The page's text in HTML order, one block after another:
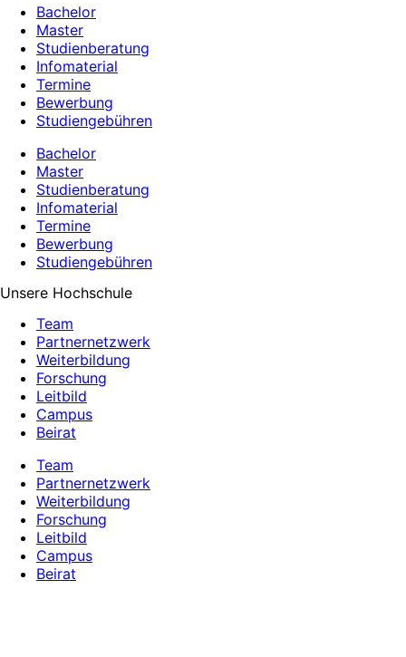
Bachelor
Master
Studienberatung
Infomaterial
Termine
Bewerbung
Studiengebühren
Bachelor
Master
Studienberatung
Infomaterial
Termine
Bewerbung
Studiengebühren
Unsere Hochschule
Team
Partnernetzwerk
Weiterbildung
Forschung
Leitbild
Campus
Beirat
Team
Partnernetzwerk
Weiterbildung
Forschung
Leitbild
Campus
Beirat